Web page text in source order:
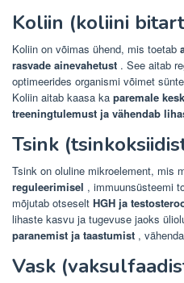
Koliin (koliini
Koliin on võimas ühend, mis toetab
rasvade ainevahetust . See aitab
optimeerides organismi võimet
Koliin aitab kaasa ka paremale
treeningtulemust ja vähendab
Tsink
Tsink on oluline mikroelement, mis
reguleerimisel , immuunsüsteemi
mõjutab otseselt HGH ja
lihaste kasvu ja tugevuse jaoks
paranemist ja taastumist ,
Vask